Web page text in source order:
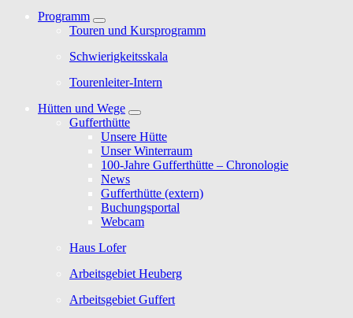
Programm
Touren und Kursprogramm
Schwierigkeitsskala
Tourenleiter-Intern
Hütten und Wege
Gufferthütte
Unsere Hütte
Unser Winterraum
100-Jahre Gufferthütte – Chronologie
News
Gufferthütte (extern)
Buchungsportal
Webcam
Haus Lofer
Arbeitsgebiet Heuberg
Arbeitsgebiet Guffert